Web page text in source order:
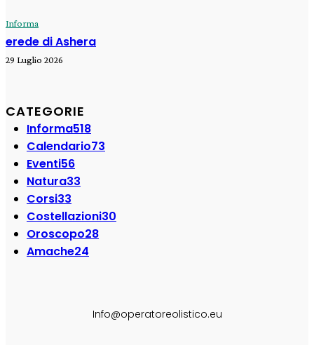
Informa
erede di Ashera
29 Luglio 2026
CATEGORIE
Informa518
Calendario73
Eventi56
Natura33
Corsi33
Costellazioni30
Oroscopo28
Amache24
Info@operatoreolistico.eu